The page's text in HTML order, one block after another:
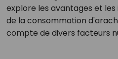
explore les avantages et
de la consommation
compte de divers facteurs